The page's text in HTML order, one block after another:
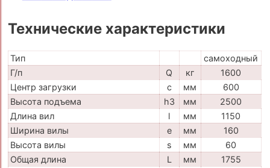
Технические характеристики
Тип
самоходный
Г/п
Q кг
1600
Центр загрузки
c мм
600
Высота подъема
h3 мм
2500
Длина вил
l мм
1150
Ширина вилы
e мм
160
Высота вилы
s мм
60
Общая длина
L мм
1755